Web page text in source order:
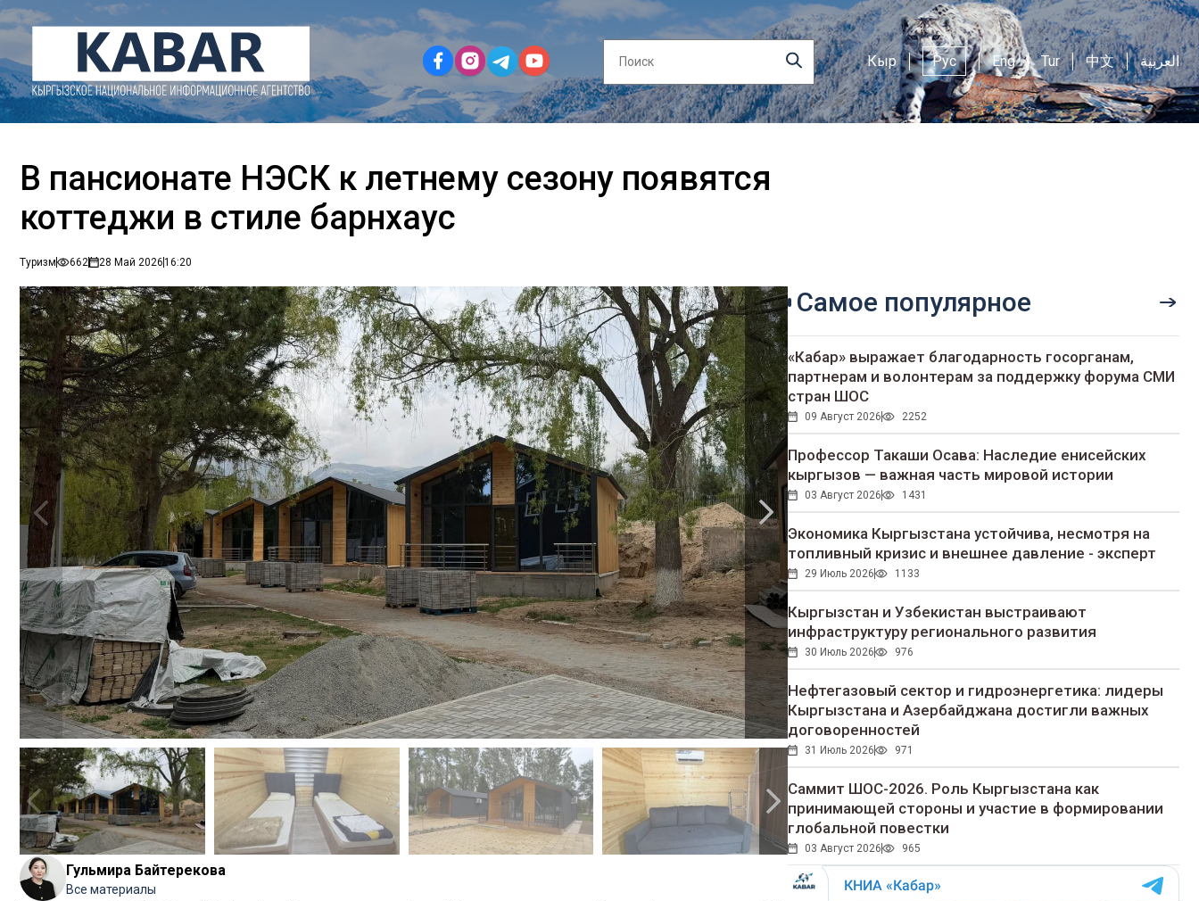
Кыр Рус Eng Tur 中文 العربية
В пансионате НЭСК к летнему сезону появятся
коттеджи в стиле барнхаус
Туризм 662 28 Май 202616:20
Гульмира Байтерекова
Все материалы
Самое популярное
«Кабар» выражает благодарность госорганам,
партнерам и волонтерам за поддержку форума СМИ
стран ШОС
09 Август 2026 2252
Профессор Такаши Осава: Наследие енисейских
кыргызов — важная часть мировой истории
03 Август 2026 1431
Экономика Кыргызстана устойчива, несмотря на
топливный кризис и внешнее давление - эксперт
29 Июль 2026 1133
Кыргызстан и Узбекистан выстраивают
инфраструктуру регионального развития
30 Июль 2026 976
Нефтегазовый сектор и гидроэнергетика: лидеры
Кыргызстана и Азербайджана достигли важных
договоренностей
31 Июль 2026 971
Саммит ШОС-2026. Роль Кыргызстана как
принимающей стороны и участие в формировании
глобальной повестки
03 Август 2026 965